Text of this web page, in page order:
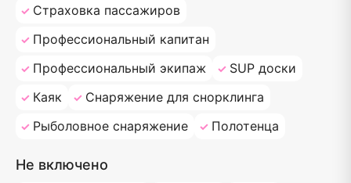
Страховка пассажиров
Профессиональный капитан
Профессиональный экипаж
SUP доски
Каяк
Снаряжение для снорклинга
Рыболовное снаряжение
Полотенца
Не включено